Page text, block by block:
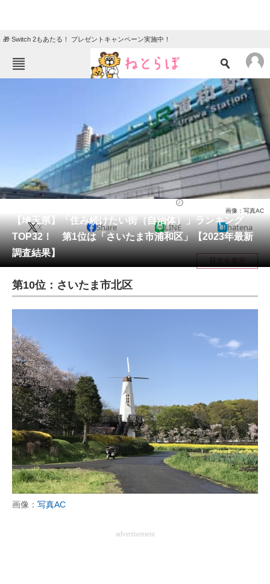
🎁 Switch 2もあたる！ プレゼントキャンペーン実施中！
ニュース
クイズ
地域
教育・育児
動物 リサーチ
会員記事
メディア
注目記事を集めた総合ページ
ITの今と未来を見通す
進化するPCとデバイスの未来
好きが集まる 比べて選べる
ビジネスと働き方のヒント
AI活用のいまが分かる
企業ITのトレンドを詳説
経営リーダーのコミュニティ
マーケ×ITの今がよく分かる
【埼玉県】「住み続けたい街（自治体）」ランキング
TOP32！ 第1位は「さいたま市浦和区」【2023年最新
調査結果】
画像：写真AC
X Share LINE hatena
目次を表示
第10位：さいたま市北区
画像： 写真AC
advertisement